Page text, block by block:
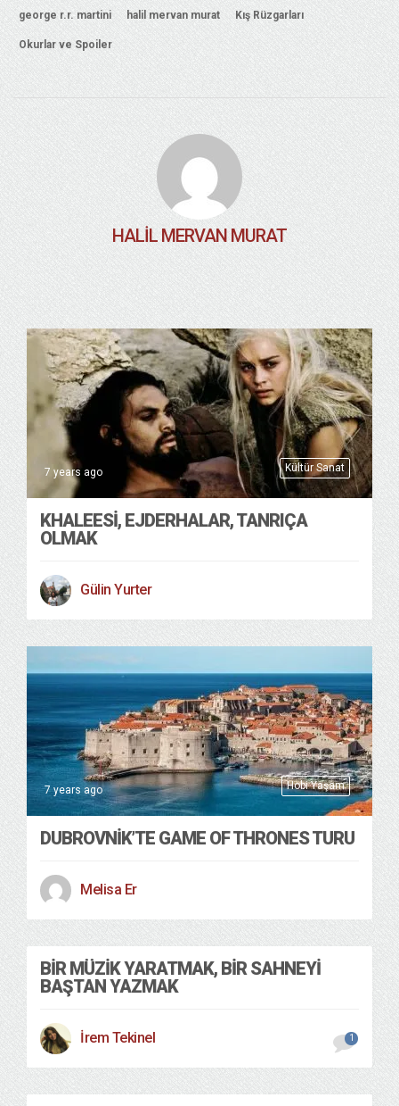
george r.r. martini halil mervan murat Kış Rüzgarları
Okurlar ve Spoiler
HALIL MERVAN MURAT
Kültür Sanat
7 years ago
KHALEESI, EJDERHALAR, TANRIÇA
OLMAK
Gülin Yurter
Hobi Yaşam
7 years ago
DUBROVNIK’TE GAME OF THRONES TURU
Melisa Er
BIR MÜZIK YARATMAK, BIR SAHNEYI
BAŞTAN YAZMAK
İrem Tekinel 1